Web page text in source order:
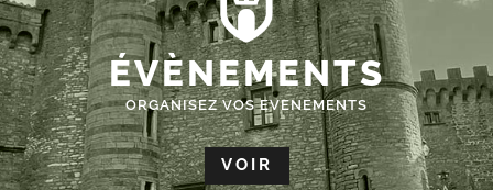
ÉVÈNEMENTS
ORGANISEZ VOS EVENEMENTS
VOIR